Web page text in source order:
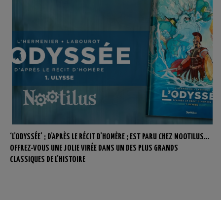
‘L’ODYSSÉE’ ; D’APRÈS LE RÉCIT D’HOMÈRE ; EST PARU CHEZ NOOTILUS…
OFFREZ-VOUS UNE JOLIE VIRÉE DANS UN DES PLUS GRANDS
CLASSIQUES DE L’HISTOIRE